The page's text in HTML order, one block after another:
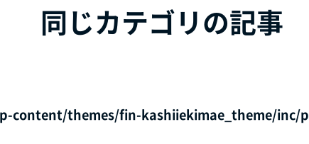
同じカテゴリの記事
content/themes/fin-kashiiekimae_theme/